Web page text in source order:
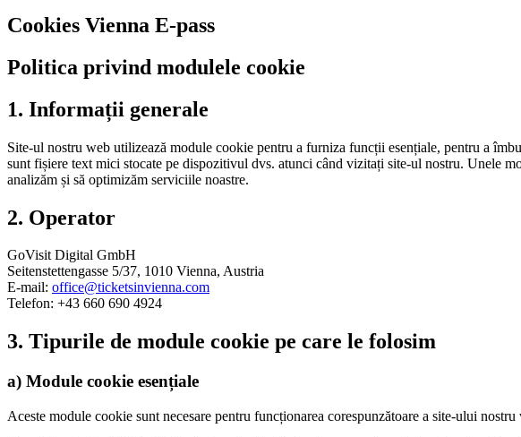
Cookies Vienna E-pass
Politica privind modulele cookie
1. Informații generale
Site-ul nostru web utilizează module cookie pentru a furniza funcții esențiale, pentru a
sunt fișiere text mici stocate pe dispozitivul dvs. atunci când vizitați site-ul nostru. Unele
analizăm și să optimizăm serviciile noastre.
2. Operator
GoVisit Digital GmbH
Seitenstettengasse 5/37, 1010 Vienna, Austria
E-mail: office@ticketsinvienna.com
Telefon: +43 660 690 4924
3. Tipurile de module cookie pe care le folosim
a) Module cookie esențiale
Aceste module cookie sunt necesare pentru funcționarea corespunzătoare a site-ului